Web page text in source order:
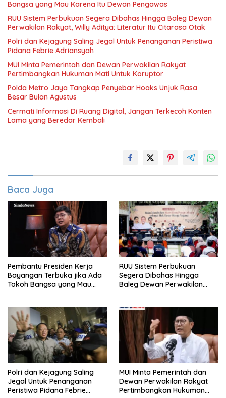
Bangsa yang Mau Karena Itu Dewan Pengawas
RUU Sistem Perbukuan Segera Dibahas Hingga Baleg Dewan
Perwakilan Rakyat, Willy Aditya: Literatur Itu Citarasa Otak
Polri dan Kejagung Saling Jegal Untuk Penanganan Peristiwa
Pidana Febrie Adriansyah
MUI Minta Pemerintah dan Dewan Perwakilan Rakyat
Pertimbangkan Hukuman Mati Untuk Koruptor
Polda Metro Jaya Tangkap Penyebar Hoaks Unjuk Rasa
Besar Bulan Agustus
Cermati Informasi Di Ruang Digital, Jangan Terkecoh Konten
Lama yang Beredar Kembali
Baca Juga
Pembantu Presiden Kerja
Bayangan Terbuka jika Ada
Tokoh Bangsa yang Mau
RUU Sistem Perbukuan
Segera Dibahas Hingga
Baleg Dewan Perwakilan
Polri dan Kejagung Saling
Jegal Untuk Penanganan
Peristiwa Pidana Febrie
MUI Minta Pemerintah dan
Dewan Perwakilan Rakyat
Pertimbangkan Hukuman